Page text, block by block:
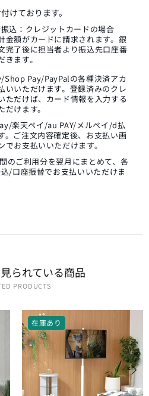
けております。
込：クレジットカードの場合
金額がカードに請求されます。銀
完了後に担当者より振込先口座番
ます。
Pay/PayPalの各種決済アカ
いいただけます。登録済みのクレ
ただけば、カード情報を入力する
けます。
楽天ペイ/au PAY/メルペイ/d払
。ご注文内容確定後、お支払い画
お支払いいただけます。
のご利用分を翌月にまとめて、各
/口座振替でお支払いいただけま
られている​商品
PRODUCTS
在庫あり